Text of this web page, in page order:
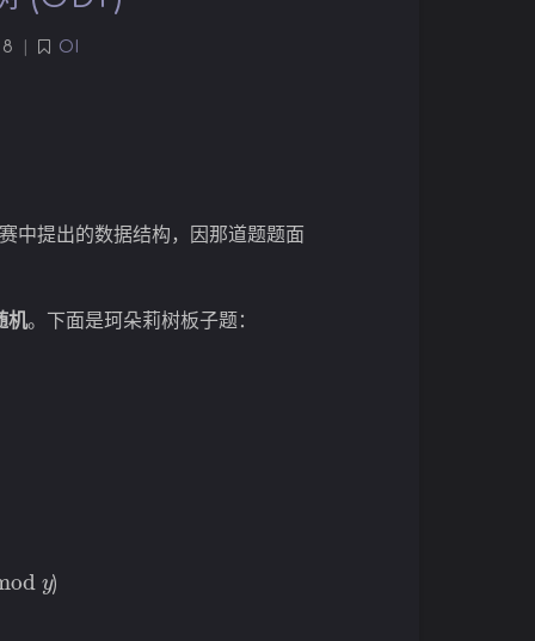
8
OI
中提出的数据结构，因那道题题面
机。下面是珂朵莉树板子题：
)